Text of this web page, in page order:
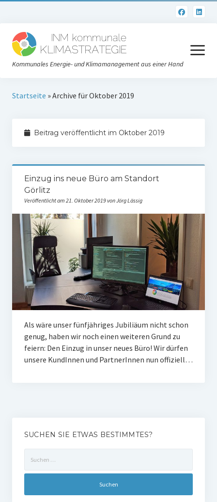
Kommunales Energie- und Klimamanagement aus einer Hand
Menü
öffnen
Datenschutzerklärung
Startseite »Archive für Oktober 2019
Beitrag veröffentlicht im Oktober 2019
Einzug ins neue Büro am Standort
Görlitz
Veröffentlicht am 21. Oktober 2019 von Jörg Lässig
Als wäre unser fünf­jäh­ri­ges Jubi­liäum nicht schon
genug, haben wir noch einen wei­te­ren Grund zu
fei­ern: Den Ein­zug in unser neu­es Büro! Wir dür­fen
unse­re Kun­dIn­nen und Part­ne­rIn­nen nun offi­zi­ell…
SUCHEN SIE ETWAS BESTIMMTES?
nach: